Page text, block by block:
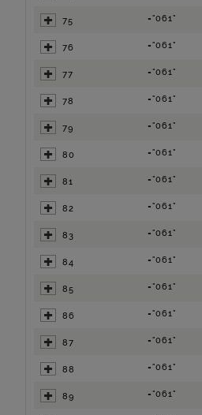
75 ="061"
76 ="061"
77 ="061"
78 ="061"
79 ="061"
80 ="061"
81 ="061"
82 ="061"
83 ="061"
84 ="061"
85 ="061"
86 ="061"
87 ="061"
88 ="061"
89 ="061"